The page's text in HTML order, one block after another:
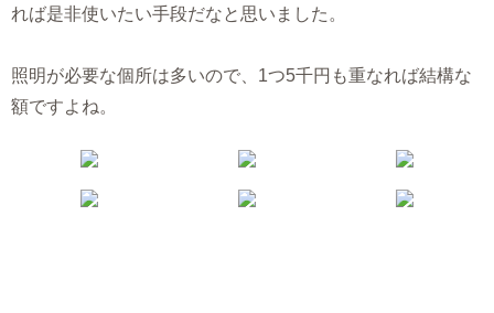
れば是非使いたい手段だなと思いました。
照明が必要な個所は多いので、1つ5千円も重なれば結構な
額ですよね。